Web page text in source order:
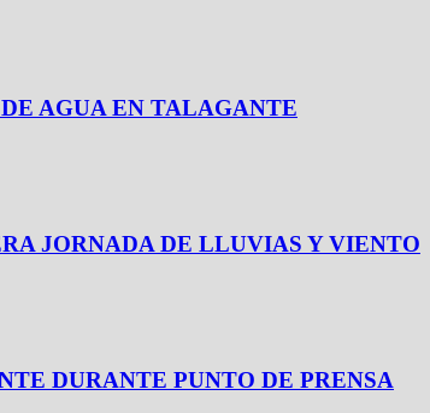
AGUA EN TALAGANTE
JORNADA DE LLUVIAS Y VIENTO
DURANTE PUNTO DE PRENSA